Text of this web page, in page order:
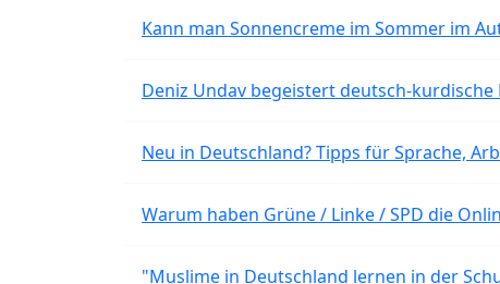
Kann man Sonnencreme im Sommer im
Deniz Undav begeistert deutsch-
Neu in Deutschland? Tipps für Sprache,
Warum haben Grüne / Linke / SPD die
"Muslime in Deutschland lernen in der